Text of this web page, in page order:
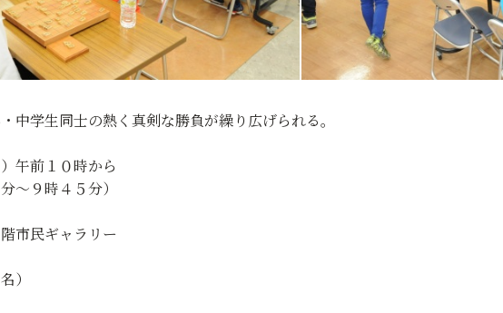
中学生同士の熱く真剣な勝負が繰り広げられる。
午前１０時から
時４５分）
民ギャラリー
）